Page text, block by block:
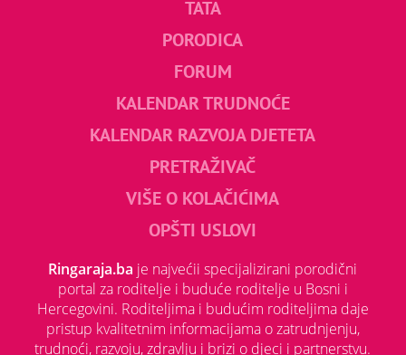
TATA
PORODICA
FORUM
KALENDAR TRUDNOĆE
KALENDAR RAZVOJA DJETETA
PRETRAŽIVAČ
VIŠE O KOLAČIĆIMA
OPŠTI USLOVI
Ringaraja.ba je najvećii specijalizirani porodični
portal za roditelje i buduće roditelje u Bosni i
Hercegovini. Roditeljima i budućim roditeljima daje
pristup kvalitetnim informacijama o zatrudnjenju,
trudnoći, razvoju, zdravlju i brizi o djeci i partnerstvu.